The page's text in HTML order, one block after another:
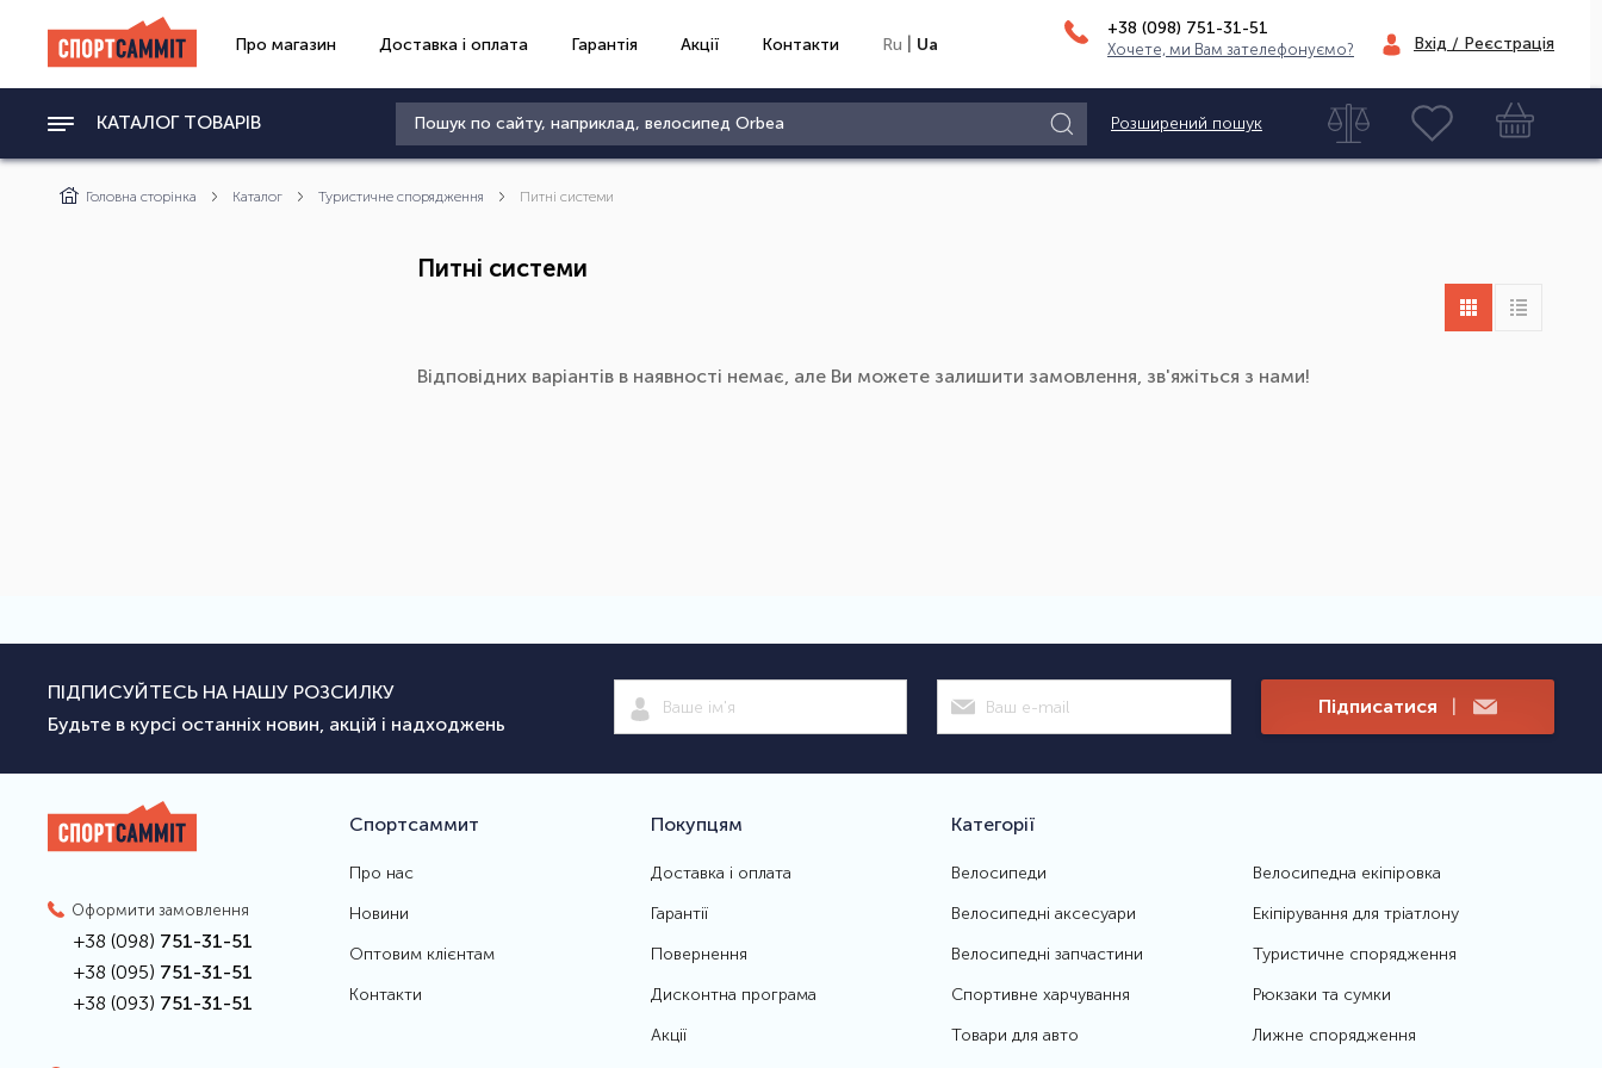
Про магазин Доставка і оплата Гарантія Акції Контакти Ru Ua
+38 (098) 751-31-51
Хочете, ми Вам зателефонуємо? Вхід / Реєстрація
КАТАЛОГ ТОВАРІВ Розширений пошук
Головна сторінка Каталог Туристичне спорядження Питні системи
Питні системи
Відповідних варіантів в наявності немає, але Ви можете залишити замовлення, зв'яжіться з нами!
ПІДПИСУЙТЕСЬ НА НАШУ РОЗСИЛКУ
Будьте в курсі останніх новин, акцій і надходжень
Підписатися |
Оформити замовлення
+38 (098) 751-31-51
+38 (095) 751-31-51
+38 (093) 751-31-51
Спортсаммит
Про нас
Новини
Оптовим клієнтам
Контакти
Покупцям
Доставка і оплата
Гарантії
Повернення
Дисконтна програма
Акції
Категорії
Велосипеди
Велосипедні аксесуари
Велосипедні запчастини
Спортивне харчування
Товари для авто
Велосипедна екіпіровка
Екіпірування для тріатлону
Туристичне спорядження
Рюкзаки та сумки
Лижне спорядження